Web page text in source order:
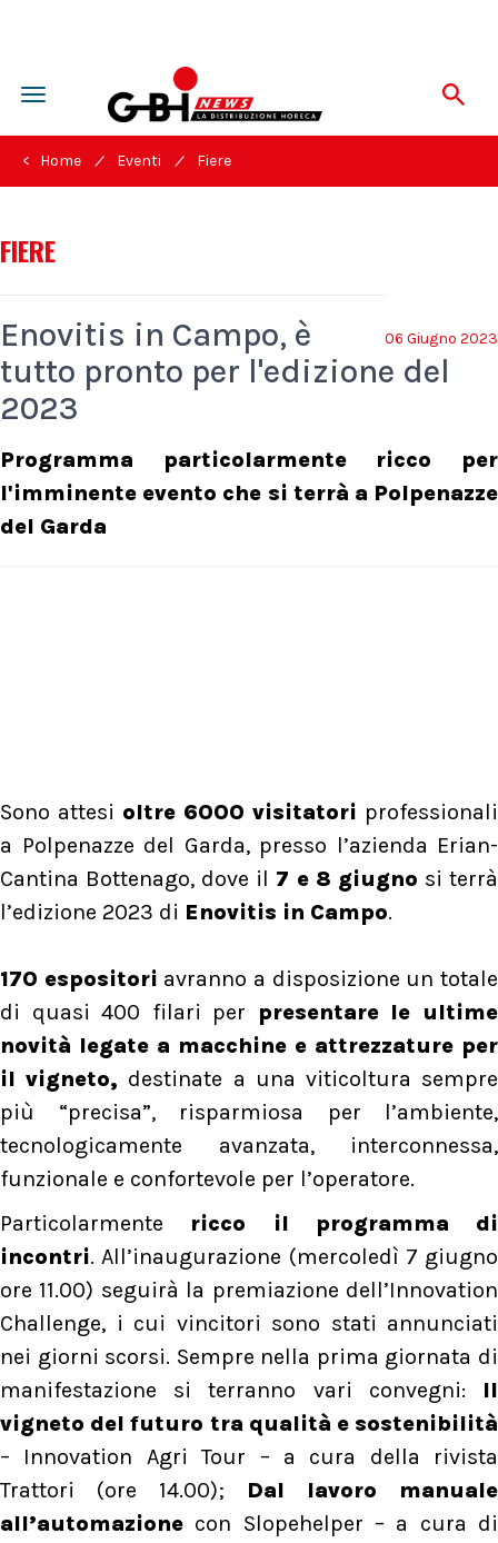
Toggle
navigation
< Home / Eventi / Fiere
FIERE
06 Giugno 2023
Enovitis in Campo, è
tutto pronto per l'edizione del
2023
Programma particolarmente ricco per
l'imminente evento che si terrà a Polpenazze
del Garda
Sono attesi oltre 6000 visitatori professionali
a Polpenazze del Garda, presso l’azienda Erian-
Cantina Bottenago, dove il 7 e 8 giugno si terrà
l’edizione 2023 di Enovitis in Campo.
170 espositori avranno a disposizione un totale
di quasi 400 filari per presentare le ultime
novità legate a macchine e attrezzature per
il vigneto, destinate a una viticoltura sempre
più “precisa”, risparmiosa per l’ambiente,
tecnologicamente avanzata, interconnessa,
funzionale e confortevole per l’operatore.
Particolarmente ricco il programma di
incontri. All’inaugurazione (mercoledì 7 giugno
ore 11.00) seguirà la premiazione dell’Innovation
Challenge, i cui vincitori sono stati annunciati
nei giorni scorsi. Sempre nella prima giornata di
manifestazione si terranno vari convegni: Il
vigneto del futuro tra qualità e sostenibilità
– Innovation Agri Tour – a cura della rivista
Trattori (ore 14.00); Dal lavoro manuale
all’automazione con Slopehelper – a cura di